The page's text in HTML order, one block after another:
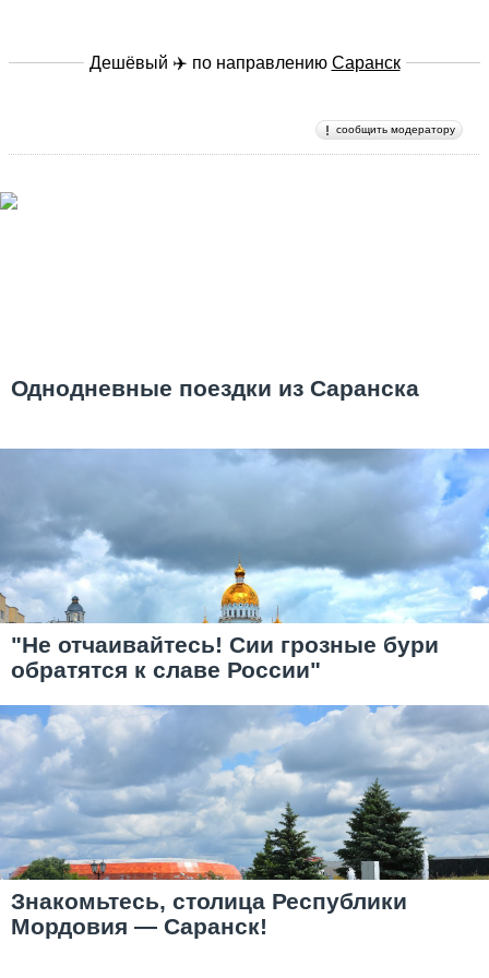
Дешёвый ✈️ по направлению Саранск
сообщить модератору
Однодневные поездки из Саранска
"Не отчаивайтесь! Сии грозные бури
обратятся к славе России"
Знакомьтесь, столица Республики
Мордовия — Саранск!